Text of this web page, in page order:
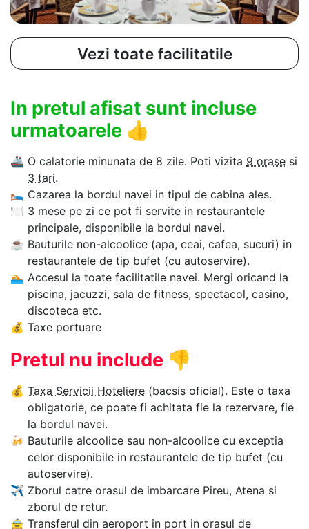
Vezi toate facilitatile
In pretul afisat sunt incluse
urmatoarele 👍
🚢 O calatorie minunata de 8 zile. Poti vizita 9 orase si
3 tari.
🛌 Cazarea la bordul navei in tipul de cabina ales.
🍽 3 mese pe zi ce pot fi servite in restaurantele
principale, disponibile la bordul navei.
☕ Bauturile non-alcoolice (apa, ceai, cafea, sucuri) in
restaurantele de tip bufet (cu autoservire).
🏊‍ Accesul la toate facilitatile navei. Mergi oricand la
piscina, jacuzzi, sala de fitness, spectacol, casino,
discoteca etc.
💰 Taxe portuare
Pretul nu include 👎
💰 Taxa Servicii Hoteliere (bacsis oficial). Este o taxa
obligatorie, ce poate fi achitata fie la rezervare, fie
la bordul navei.
🍻 Bauturile alcoolice sau non-alcoolice cu exceptia
celor disponibile in restaurantele de tip bufet (cu
autoservire).
✈ Zborul catre orasul de imbarcare Pireu, Atena si
zborul de retur.
🚖 Transferul din aeroport in port in orasul de